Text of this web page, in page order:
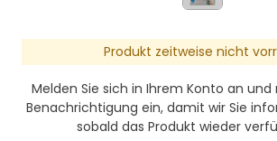
Produkt zeitweise nicht
Melden Sie sich in Ihrem Konto an und
Benachrichtigung ein, damit wir Sie
sobald das Produkt wieder